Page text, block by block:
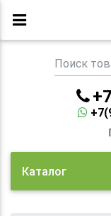
Каталог